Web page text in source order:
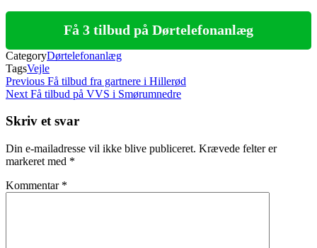
Få 3 tilbud på Dørtelefonanlæg
CategoryDørtelefonanlæg
TagsVejle
Indlægsnavigation
Previous
Post
Previous Få tilbud fra gartnere i Hillerød
Next
Next Få tilbud på VVS i Smørumnedre
Skriv et svar
Din e-mailadresse vil ikke blive publiceret. Krævede felter er
markeret med *
Kommentar *